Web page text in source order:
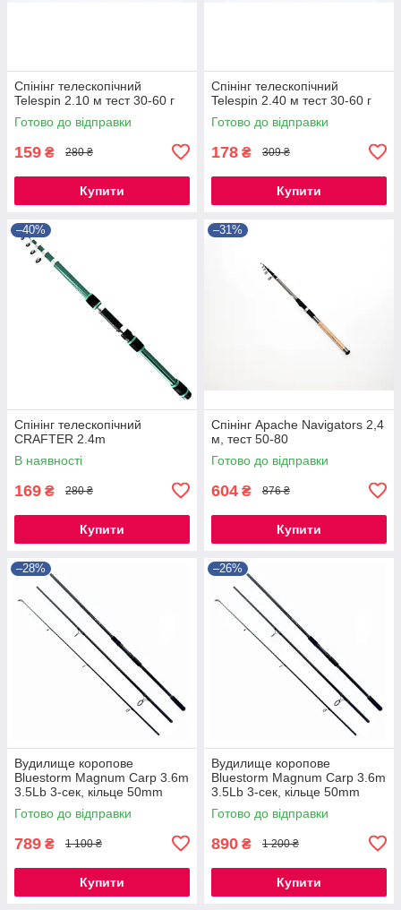
Спінінг телескопічний
Telespin 2.10 м тест 30-60 г
Готово до відправки
159 ₴ 280 ₴
Купити
Спінінг телескопічний
Telespin 2.40 м тест 30-60 г
Готово до відправки
178 ₴ 309 ₴
Купити
–40%
Спінінг телескопічний
CRAFTER 2.4m
В наявності
169 ₴ 280 ₴
Купити
–31%
Спінінг Apache Navigators 2,4
м, тест 50-80
Готово до відправки
604 ₴ 876 ₴
Купити
–28%
Вудилище коропове
Bluestorm Magnum Carp 3.6m
3.5Lb 3-сек, кільце 50mm
Готово до відправки
789 ₴ 1 100 ₴
Купити
–26%
Вудилище коропове
Bluestorm Magnum Carp 3.6m
3.5Lb 3-сек, кільце 50mm
Готово до відправки
890 ₴ 1 200 ₴
Купити